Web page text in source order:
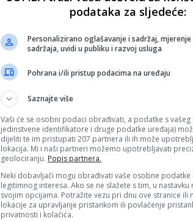
podataka za sljedeće:
Personalizirano oglašavanje i sadržaj,
sadržaja, uvidi u publiku i razvoj usluga
Pohrana i/ili pristup podacima na uređaju
Saznajte više
Vaši će se osobni podaci obrađivati, a podatke s vašeg
jedinstvene identifikatore i druge podatke uređaja)
dijeliti te im pristupati 207 partnera ili ih može
lokacija. Mi i naši partneri možemo upotrebljavati
geolociranju. Popis partnera.
Neki dobavljači mogu obrađivati vaše osobne podatke
legitimnog interesa. Ako se ne slažete s tim, u
svojim opcijama. Potražite vezu pri dnu ove stranice ili
lokacije za upravljanje pristankom ili povlačenje
privatnosti i kolačića.